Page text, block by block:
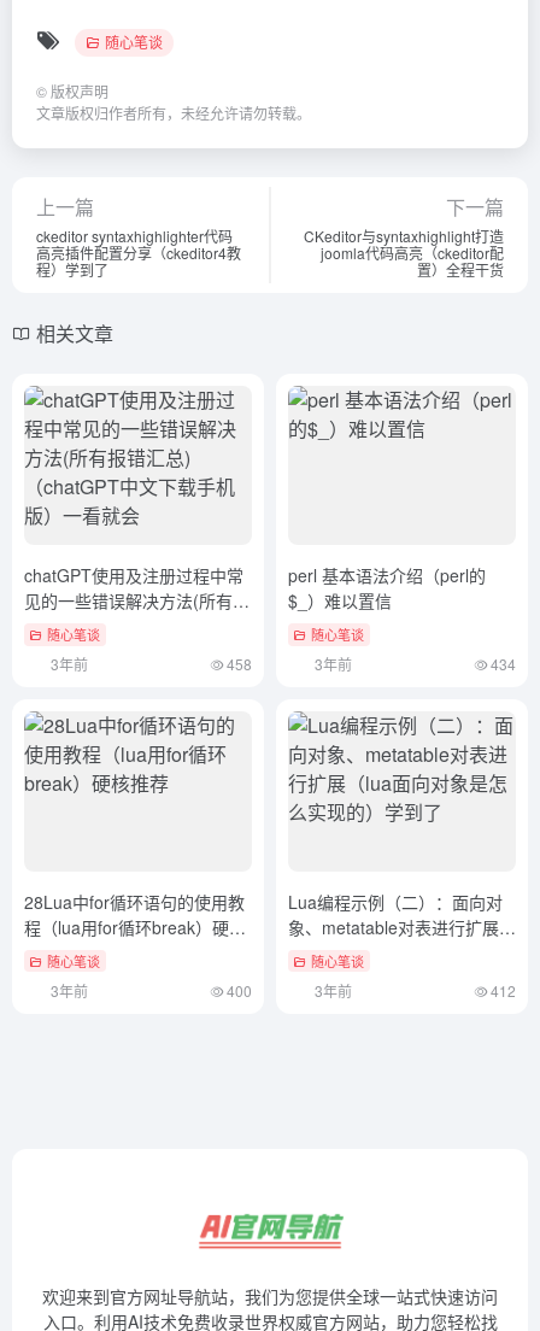
随心笔谈
© 版权声明
文章版权归作者所有，未经允许请勿转载。
上一篇
ckeditor syntaxhighlighter代码
高亮插件配置分享（ckeditor4教
程）学到了
下一篇
CKeditor与syntaxhighlight打造
joomla代码高亮（ckeditor配
置）全程干货
相关文章
chatGPT使用及注册过程中常
见的一些错误解决方法(所有报
错汇总)（chatGPT中文下载手
机版）一看就会
随心笔谈
3年前 458
perl 基本语法介绍（perl的
$_）难以置信
随心笔谈
3年前 434
28Lua中for循环语句的使用教
程（lua用for循环break）硬核
推荐随心笔谈
3年前 400
Lua编程示例（二）：面向对
象、metatable对表进行扩展
（lua面向对象是怎么实现的）
随心笔谈
3年前 412
欢迎来到官方网址导航站，我们为您提供全球一站式快速访问
入口。利用AI技术免费收录世界权威官方网站，助力您轻松找